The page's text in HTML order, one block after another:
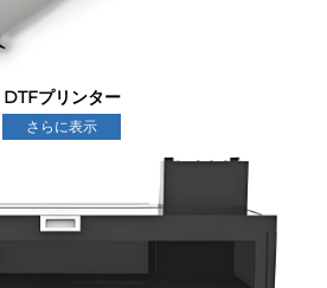
DTFプリンター
さらに表示